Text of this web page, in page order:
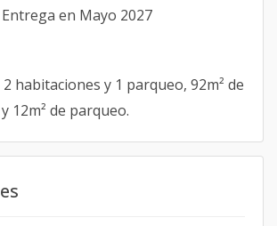
en Mayo 2027
habitaciones y 1 parqueo, 92m² de
12m² de parqueo.